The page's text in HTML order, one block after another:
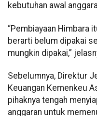
kebutuhan awal
“Pembiayaan Himbara
berarti belum dipakai
mungkin dipakai,”
Sebelumnya, Direktur
Keuangan Kemenkeu
pihaknya tengah
anggaran untuk